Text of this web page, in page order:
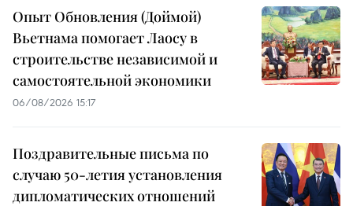
Опыт Обновления (Доймой)
Вьетнама помогает Лаосу в
строительстве независимой и
самостоятельной экономики
06/08/2026 15:17
Поздравительные письма по
случаю 50-летия установления
дипломатических отношений